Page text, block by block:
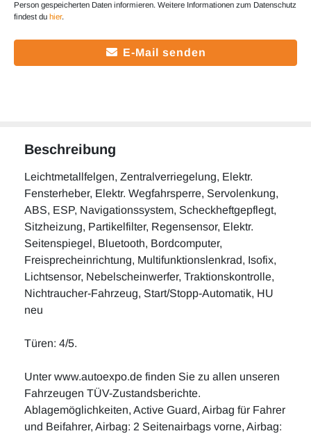
Person gespeicherten Daten informieren. Weitere Informationen zum Datenschutz
findest du hier.
E-Mail senden
Beschreibung
Leichtmetallfelgen, Zentralverriegelung, Elektr.
Fensterheber, Elektr. Wegfahrsperre, Servolenkung,
ABS, ESP, Navigationssystem, Scheckheftgepflegt,
Sitzheizung, Partikelfilter, Regensensor, Elektr.
Seitenspiegel, Bluetooth, Bordcomputer,
Freisprecheinrichtung, Multifunktionslenkrad, Isofix,
Lichtsensor, Nebelscheinwerfer, Traktionskontrolle,
Nichtraucher-Fahrzeug, Start/Stopp-Automatik, HU
neu
Türen: 4/5.
Unter www.autoexpo.de finden Sie zu allen unseren
Fahrzeugen TÜV-Zustandsberichte.
Ablagemöglichkeiten, Active Guard, Airbag für Fahrer
und Beifahrer, Airbag: 2 Seitenairbags vorne, Airbag: